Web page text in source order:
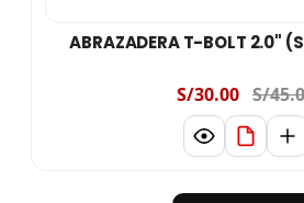
ABRAZADERA T-BOLT 2.0"
S/30.00 S/